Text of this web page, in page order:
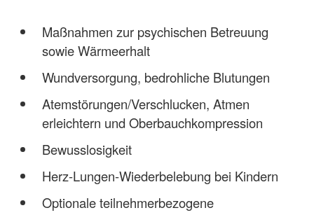
Maßnahmen zur psychischen Betreuung
sowie Wärmeerhalt
Wundversorgung, bedrohliche Blutungen
Atemstörungen/Verschlucken, Atmen
erleichtern und Oberbauchkompression
Bewusslosigkeit
Herz-Lungen-Wiederbelebung bei Kindern
Optionale teilnehmerbezogene